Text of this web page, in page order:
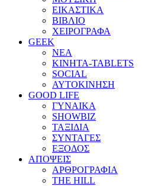
ΕΙΚΑΣΤΙΚΑ
ΒΙΒΛΙΟ
ΧΕΙΡΟΓΡΑΦΑ
GEEK
ΝΕΑ
ΚΙΝΗΤΑ-TABLETS
SOCIAL
ΑΥΤΟΚΙΝΗΣΗ
GOOD LIFE
ΓΥΝΑΙΚΑ
SHOWBIZ
ΤΑΞΙΔΙΑ
ΣΥΝΤΑΓΕΣ
ΕΞΟΔΟΣ
ΑΠΟΨΕΙΣ
ΑΡΘΡΟΓΡΑΦΙΑ
THE HILL